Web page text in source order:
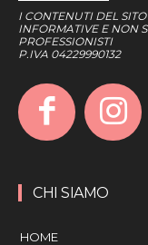
I CONTENUTI DEL
INFORMATIVE E NON
PROFESSIONISTI
P.IVA 04229990132
CHI SIAMO
HOME